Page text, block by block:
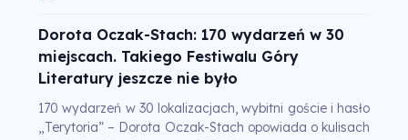
Dorota Oczak-Stach: 170 wydarzeń w 30
miejscach. Takiego Festiwalu Góry
Literatury jeszcze nie było
170 wydarzeń w 30 lokalizacjach, wybitni goście i hasło
„Terytoria” – Dorota Oczak-Stach opowiada o kulisach